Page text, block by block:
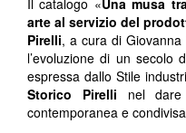
Il catalogo «Una musa
arte al servizio del
Pirelli, a cura di
l’evoluzione di un secolo
espressa dallo Stile
Storico Pirelli nel
contemporanea e condivisa